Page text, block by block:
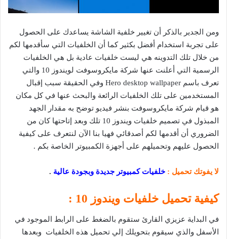
ومن الجدير بالذكر أن تغيير خلفية الشاشة يساعدك على الحصول
على تجربة استخدام أفضل بكثير كما أن الخلفيات التي سأقدمها لكم
من خلال تلك التدوينه هي ليست خلفيات عادية بل هي الخلفيات
الرسمية التي أعلنت عنها شركة مايكروسوفت لويندوز 10 والتي
تعرف باسم Hero desktop wallpaper وفي الحقيقة سبب إقبال
المستخدمين على تلك الخلفيات الرائعة والبحث عنها في كل مكان
هو قيام شركة مايكروسوفت بنشر فيديو توضح به مقدار الجهد
المبذول في تصميم خلفيات ويندوز 10 تلك وبعد إتاحتها كان من
الضروري أن أقدمها لكم أصدقائي فهيا بنا الآن لنتعرف على كيفية
الحصول عليهم وتحميلهم على أجهزة الكمبيوتر الخاصة بكم .
لا يفوتك تحميل : خلفيات كمبيوتر جديدة وبجودة عالية .
كيفية تحميل خلفيات ويندوز 10 :
في البداية عزيزي القارئ ستقوم بالضغط على الرابط الموجود في
الأسفل والذي سيقوم بتحويلك إلي تحميل هذه الخلفيات وبعدها